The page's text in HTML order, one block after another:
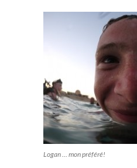
Logan … mon préféré!